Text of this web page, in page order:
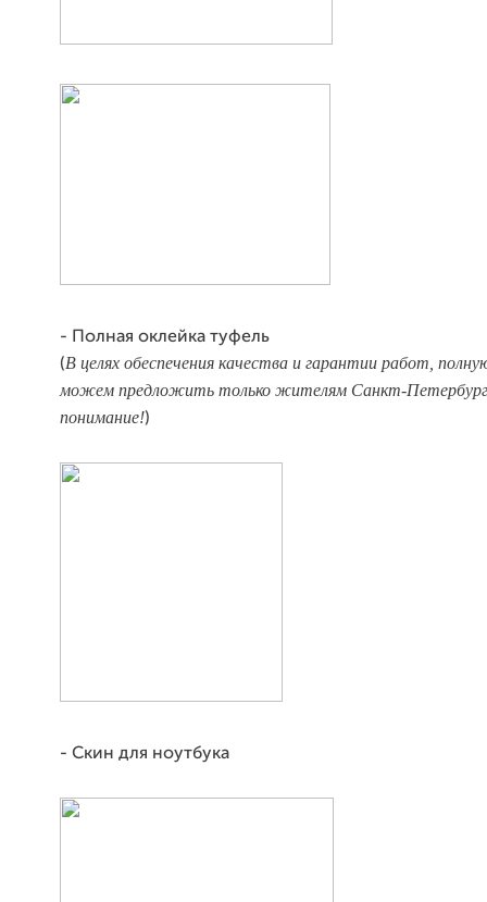
- Полная оклейка туфель
(В целях обеспечения качества и гарантии работ,
можем предложить только жителям Санкт-
понимание!)
- Скин для ноутбука